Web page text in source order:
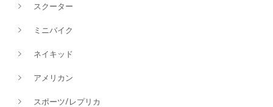
スクーター
ミニバイク
ネイキッド
アメリカン
スポーツ/レプリカ
価格